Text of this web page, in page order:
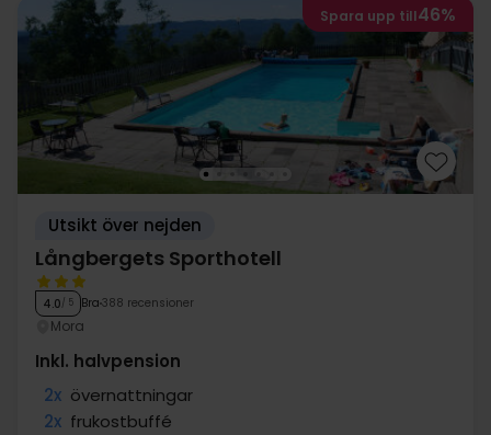
Spara upp till46%
Utsikt över nejden
Långbergets Sporthotell
4.0/ 5 Bra 388 recensioner
Mora
Inkl. halvpension
2x övernattningar
2x frukostbuffé